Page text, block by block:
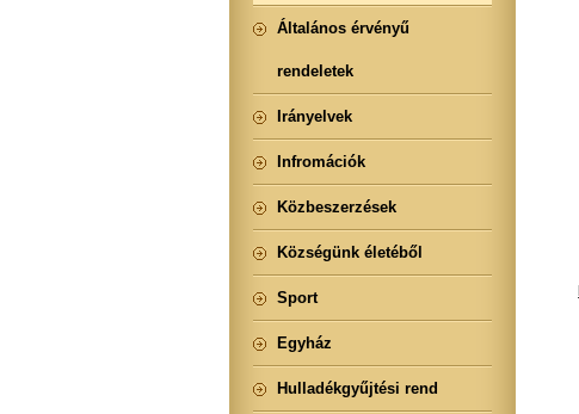
Általános érvényű
rendeletek
Irányelvek
Infromációk
Közbeszerzések
Községünk életéből
Sport
Egyház
Hulladékgyűjtési rend